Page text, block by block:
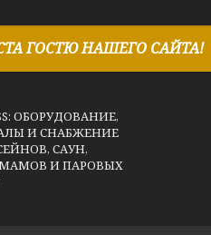
ГОСТЮ НАШЕГО САЙТА!
ОБОРУДОВАНИЕ,
И СНАБЖЕНИЕ
САУН,
И ПАРОВЫХ